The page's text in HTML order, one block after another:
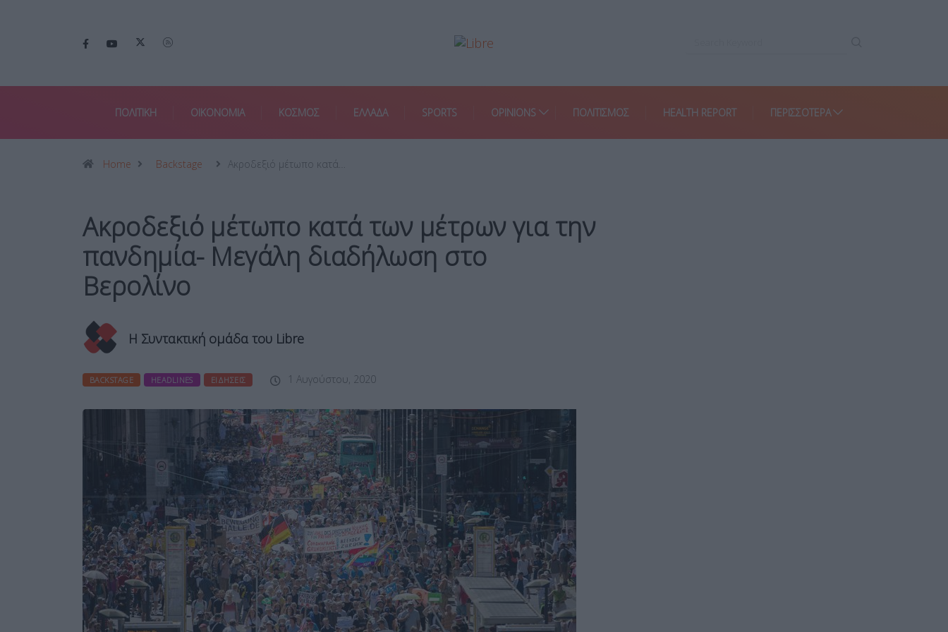
ΠΟΛΙΤΙΚΗ ΟΙΚΟΝΟΜΙΑ ΚΟΣΜΟΣ ΕΛΛΑΔΑ SPORTS OPINIONS ΠΟΛΙΤΙΣΜΟΣ HEALTH REPORT ΠΕΡΙΣΣΌΤΕΡΑ
Home Backstage Ακροδεξιό μέτωπο κατά…
Ακροδεξιό μέτωπο κατά των μέτρων για την
πανδημία- Μεγάλη διαδήλωση στο
Βερολίνο
Η Συντακτική ομάδα του Libre
BACKSTAGE HEADLINES ΕΙΔΉΣΕΙΣ 1 Αυγούστου, 2020